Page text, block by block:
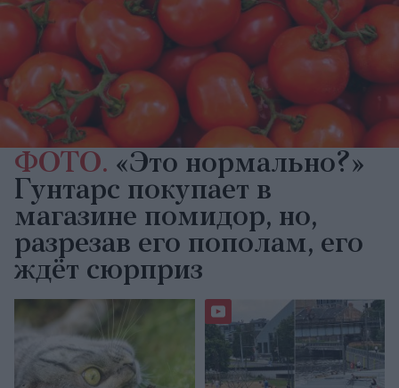
ФОТО. «Это нормально?»
Гунтарс покупает в
магазине помидор, но,
разрезав его пополам, его
ждёт сюрприз